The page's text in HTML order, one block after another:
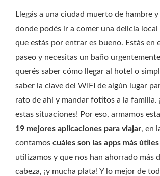
Llegás a una ciudad muerto de hambre
donde podés ir a comer una delicia local
que estás por entrar es bueno. Estás en
paseo y necesitas un baño
querés saber cómo llegar al hotel o
saber la clave del WIFI de algún lugar
rato de ahí y mandar fotitos a la familia.
estas situaciones! Por eso, armamos esta
19 mejores aplicaciones para viajar, en
contamos cuáles son las apps más útiles
utilizamos y que nos han ahorrado más
cabeza, ¡y mucha plata! Y lo mejor de